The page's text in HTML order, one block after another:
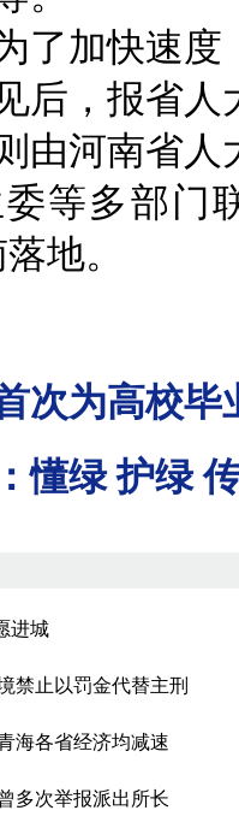
加快速度
后，报省
由河南省
等多部门
地。
为高校毕
懂绿 护绿
进城
禁止以罚金代替主刑
海各省经济均减速
多次举报派出所长